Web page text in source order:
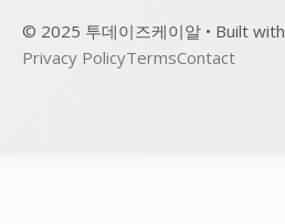
© 2025 투데이즈케이알 • Built with
Privacy PolicyTermsContact